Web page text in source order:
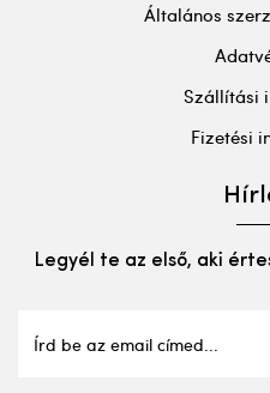
Általános
Szállítási
Fizetési
Legyél te az első, aki